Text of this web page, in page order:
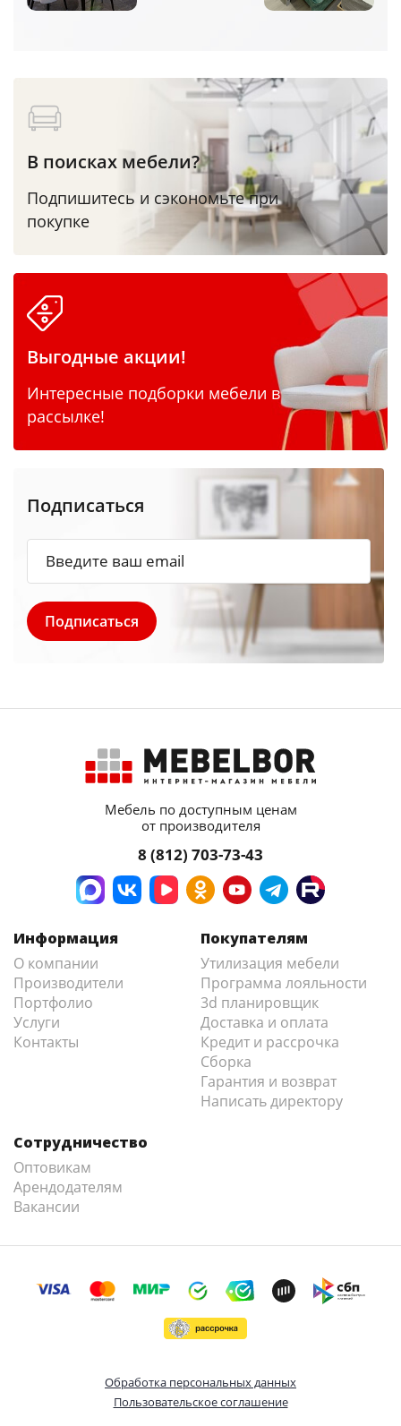
В поисках мебели?
Подпишитесь и сэкономьте при
покупке
Выгодные акции!
Интересные подборки мебели в
рассылке!
Подписаться
Мебель по доступным ценам
от производителя
8 (812) 703-73-43
Информация
О компании
Производители
Портфолио
Услуги
Контакты
Покупателям
Утилизация мебели
Программа лояльности
3d планировщик
Доставка и оплата
Кредит и рассрочка
Сборка
Гарантия и возврат
Написать директору
Сотрудничество
Оптовикам
Арендодателям
Вакансии
Обработка персональных данных
Пользовательское соглашение